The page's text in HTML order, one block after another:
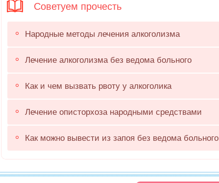
Советуем прочесть
Народные методы лечения алкоголизма
Лечение алкоголизма без ведома больного
Как и чем вызвать рвоту у алкоголика
Лечение описторхоза народными средствами
Как можно вывести из запоя без ведома больного